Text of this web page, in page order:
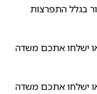
בגלל התפרצות
ישלחו אתכם משדה
ישלחו אתכם משדה